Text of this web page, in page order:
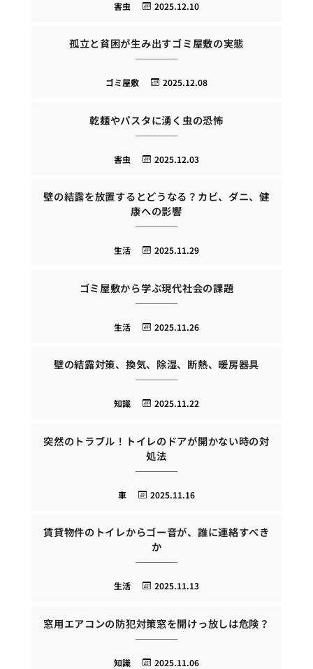
2025.12.10
害虫
孤立と貧困が生み出すゴミ屋敷の実態
2025.12.08
ゴミ屋敷
乾麺やパスタに湧く虫の恐怖
2025.12.03
害虫
壁の結露を放置するとどうなる？カビ、ダニ、健
康への影響
2025.11.29
生活
ゴミ屋敷から学ぶ現代社会の課題
2025.11.26
生活
壁の結露対策、換気、除湿、断熱、暖房器具
2025.11.22
知識
突然のトラブル！トイレのドアが開かない時の対
処法
2025.11.16
車
賃貸物件のトイレからゴー音が、誰に連絡すべき
か
2025.11.13
生活
窓用エアコンの防犯対策窓を開けっ放しは危険？
2025.11.06
知識